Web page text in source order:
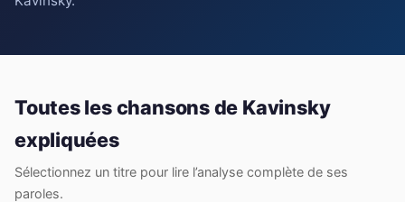
Toutes les chansons de Kavinsky
expliquées
Sélectionnez un titre pour lire l’analyse complète de ses
paroles.